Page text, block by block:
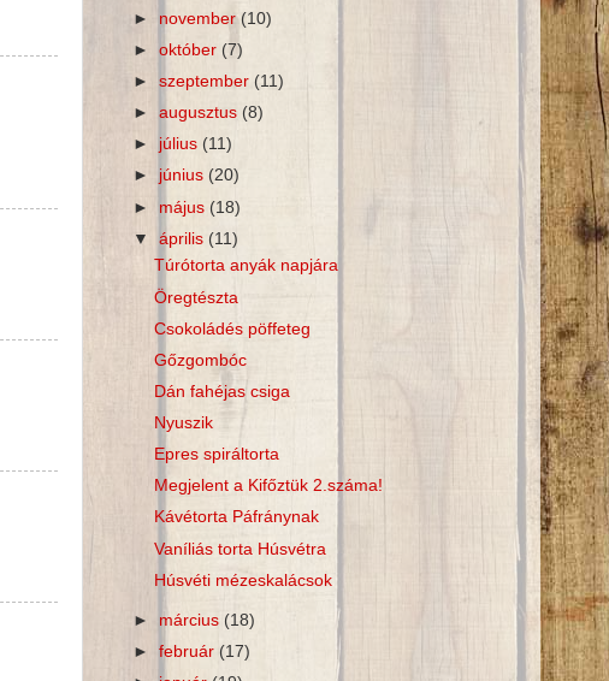
► november (10)
►október (7)
►szeptember(11)
►augusztus (8)
► július(11)
► június(20)
► május (18)
▼április (11)
Túrótorta anyák napjára
Öregtészta
Csokoládés pöffeteg
Gőzgombóc
Dán fahéjas csiga
Nyuszik
Epres spiráltorta
Megjelent a Kifőztük 2.száma!
Kávétorta Páfránynak
Vaníliás torta Húsvétra
Húsvéti mézeskalácsok
► március (18)
►február(17)